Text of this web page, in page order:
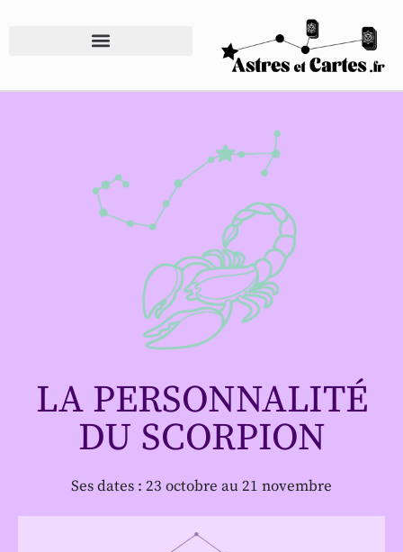
LA PERSONNALITÉ
DU SCORPION
Ses dates : 23 octobre au 21 novembre